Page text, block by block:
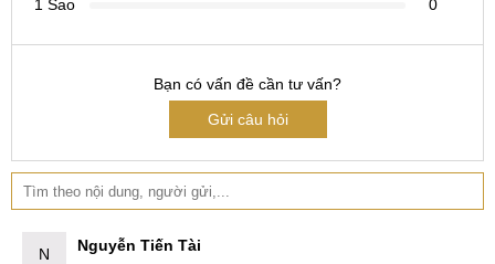
Hotline:
thay chân sạc lg q9 ở đâu
thay chân sạc lg q9 giá bao nhiêu
1 Sao
0
Bạn có vấn đề cần tư vấn?
Gửi câu hỏi
N Nguyễn Tiến Tài